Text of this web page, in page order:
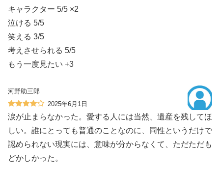
キャラクター 5/5 ×2
泣ける 5/5
笑える 3/5
考えさせられる 5/5
もう一度見たい +3
河野助三郎
2025年6月1日
涙が止まらなかった。愛する人には当然、遺産を残してほ
しい。誰にとっても普通のことなのに、同性というだけで
認められない現実には、意味が分からなくて、ただただも
どかしかった。